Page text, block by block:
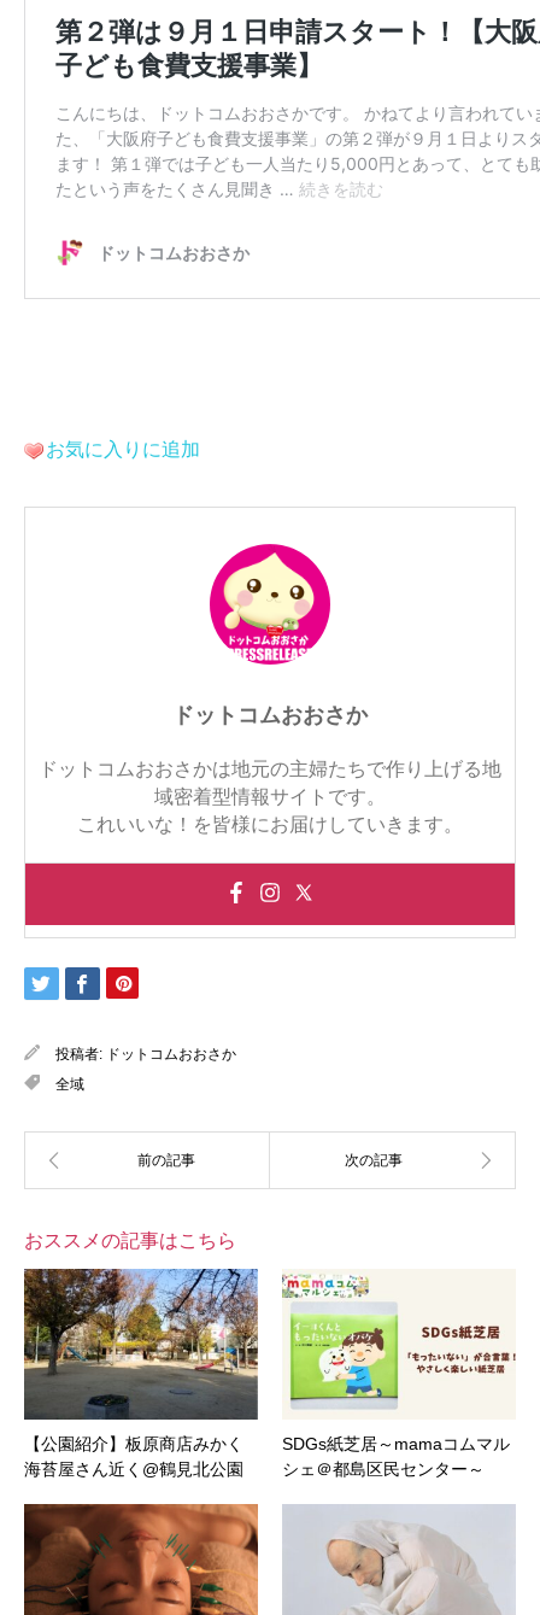
お気に入りに追加
ドットコムおおさか
ドットコムおおさかは地元の主婦たちで作り上げる地
域密着型情報サイトです。
これいいな！を皆様にお届けしていきます。
投稿者: ドットコムおおさか
全域
おススメの記事はこちら
【公園紹介】板原商店みかく
海苔屋さん近く@鶴見北公園
SDGs紙芝居～mamaコムマル
シェ＠都島区民センター～